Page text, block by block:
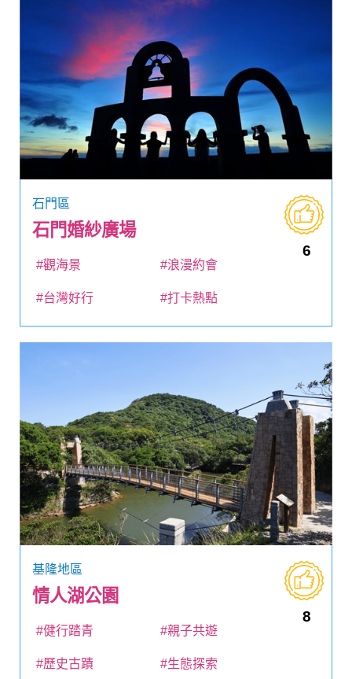
石門區
石門婚紗廣場
6
#觀海景 #浪漫約會
#台灣好行 #打卡熱點
基隆地區
情人湖公園
8
#健行踏青 #親子共遊
#歷史古蹟 #生態探索